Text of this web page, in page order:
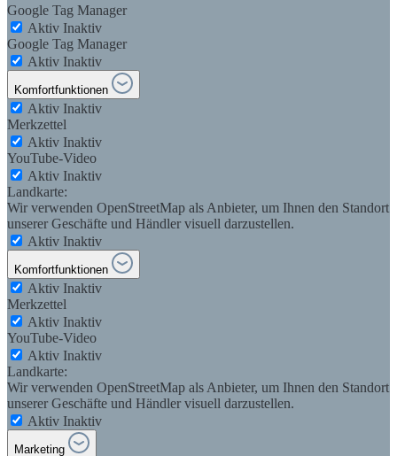
Google Tag Manager
Aktiv Inaktiv
Google Tag Manager
Aktiv Inaktiv
Komfortfunktionen
Aktiv Inaktiv
Merkzettel
Aktiv Inaktiv
YouTube-Video
Aktiv Inaktiv
Landkarte:
Wir verwenden OpenStreetMap als Anbieter, um Ihnen den Standort
unserer Geschäfte und Händler visuell darzustellen.
Aktiv Inaktiv
Komfortfunktionen
Aktiv Inaktiv
Merkzettel
Aktiv Inaktiv
YouTube-Video
Aktiv Inaktiv
Landkarte:
Wir verwenden OpenStreetMap als Anbieter, um Ihnen den Standort
unserer Geschäfte und Händler visuell darzustellen.
Aktiv Inaktiv
Marketing